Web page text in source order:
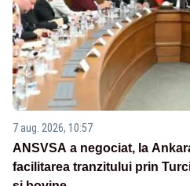
7 aug. 2026, 10:57
ANSVSA a negociat, la
facilitarea tranzitului prin